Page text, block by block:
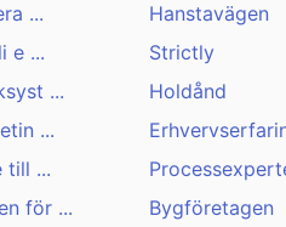
...
e ...
...
...
till ...
för ...
Hanstavägen
Strictly
Holdånd
Bygföretagen